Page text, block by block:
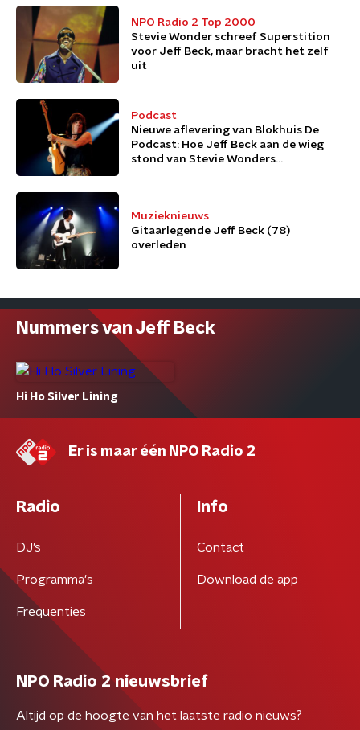
NPO Radio 2 Top 2000
Stevie Wonder schreef Superstition
voor Jeff Beck, maar bracht het zelf
uit
Podcast
Nieuwe aflevering van Blokhuis De
Podcast: Hoe Jeff Beck aan de wieg
stond van Stevie Wonders
Muzieknieuws
Gitaarlegende Jeff Beck (78)
overleden
Nummers van Jeff Beck
Hi Ho Silver Lining
Er is maar één NPO Radio 2
Radio
DJ’s
Programma's
Frequenties
Info
Contact
Download de app
NPO Radio 2 nieuwsbrief
Altijd op de hoogte van het laatste radio nieuws?